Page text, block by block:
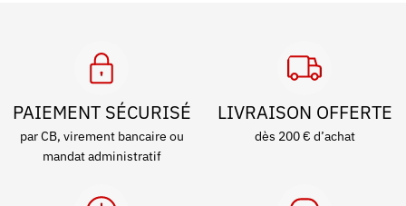
PAIEMENT SÉCURISÉ
par CB, virement bancaire ou
mandat administratif
LIVRAISON OFFERTE
dès 200 € d’achat